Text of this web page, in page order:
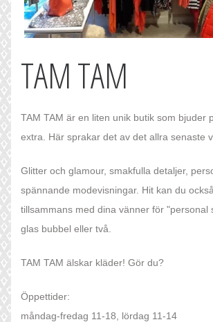
TAM TAM
TAM TAM är en liten unik butik som bjuder
extra. Här sprakar det av det allra senaste
Glitter och glamour, smakfulla detaljer,
spännande modevisningar. Hit kan du
tillsammans med dina vänner för "personal
glas bubbel eller två.
TAM TAM älskar kläder! Gör du?
Öppettider:
måndag-fredag 11-18, lördag 11-14